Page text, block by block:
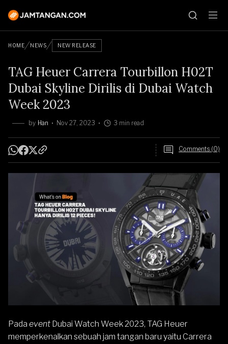
HOME NEWS NEW RELEASE
TAG Heuer Carrera Tourbillon H02T
Dubai Skyline Dirilis di Dubai Watch
Week 2023
by Han Nov 27, 2023 3 min read
Comments (0)
Pada event Dubai Watch Week 2023, TAG Heuer
memperkenalkan sebuah jam tangan baru yaitu Carrera